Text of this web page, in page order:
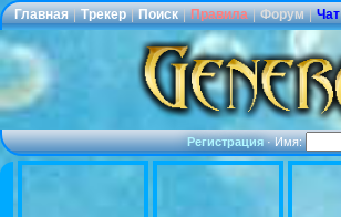
Главная | Трекер | Поиск | Правила | Форум | Чат
Регистрация·Имя: